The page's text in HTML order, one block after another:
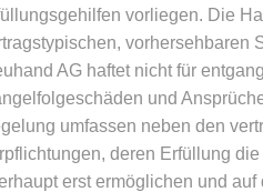
vorliegen. Die
vorhersehbaren
AG haftet nicht für
und
umfassen neben den
deren Erfüllung
erst ermöglichen und